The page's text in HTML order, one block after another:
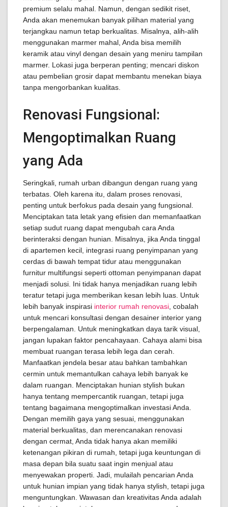
premium selalu mahal. Namun, dengan sedikit riset,
Anda akan menemukan banyak pilihan material yang
terjangkau namun tetap berkualitas. Misalnya, alih-alih
menggunakan marmer mahal, Anda bisa memilih
keramik atau vinyl dengan desain yang meniru tampilan
marmer. Lokasi juga berperan penting; mencari diskon
atau pembelian grosir dapat membantu menekan biaya
tanpa mengorbankan kualitas.
Renovasi Fungsional:
Mengoptimalkan Ruang
yang Ada
Seringkali, rumah urban dibangun dengan ruang yang
terbatas. Oleh karena itu, dalam proses renovasi,
penting untuk berfokus pada desain yang fungsional.
Menciptakan tata letak yang efisien dan memanfaatkan
setiap sudut ruang dapat mengubah cara Anda
berinteraksi dengan hunian. Misalnya, jika Anda tinggal
di apartemen kecil, integrasi ruang penyimpanan yang
cerdas di bawah tempat tidur atau menggunakan
furnitur multifungsi seperti ottoman penyimpanan dapat
menjadi solusi. Ini tidak hanya menjadikan ruang lebih
teratur tetapi juga memberikan kesan lebih luas. Untuk
lebih banyak inspirasi interior rumah renovasi , cobalah
untuk mencari konsultasi dengan desainer interior yang
berpengalaman. Untuk meningkatkan daya tarik visual,
jangan lupakan faktor pencahayaan. Cahaya alami bisa
membuat ruangan terasa lebih lega dan cerah.
Manfaatkan jendela besar atau bahkan tambahkan
cermin untuk memantulkan cahaya lebih banyak ke
dalam ruangan. Menciptakan hunian stylish bukan
hanya tentang mempercantik ruangan, tetapi juga
tentang bagaimana mengoptimalkan investasi Anda.
Dengan memilih gaya yang sesuai, menggunakan
material berkualitas, dan merencanakan renovasi
dengan cermat, Anda tidak hanya akan memiliki
ketenangan pikiran di rumah, tetapi juga keuntungan di
masa depan bila suatu saat ingin menjual atau
menyewakan properti. Jadi, mulailah pencarian Anda
untuk hunian impian yang tidak hanya stylish, tetapi juga
menguntungkan. Wawasan dan kreativitas Anda adalah